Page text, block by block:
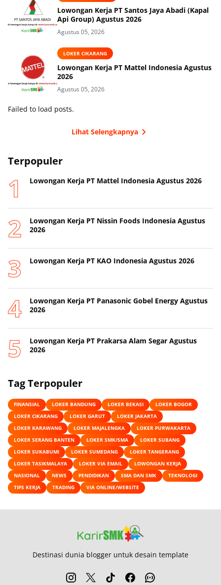
Lowongan Kerja PT Santos Jaya Abadi (Kapal
Api Group) Agustus 2026
Agustus 05, 2026
LOKER CIKARANG
Lowongan Kerja PT Mattel Indonesia Agustus
2026
Agustus 05, 2026
Failed to load posts.
Lihat Selengkapnya
Terpopuler
Lowongan Kerja PT Mattel Indonesia Agustus 2026
Lowongan Kerja PT Nissin Foods Indonesia Agustus
2026
Lowongan Kerja PT KAO Indonesia Agustus 2026
Lowongan Kerja PT Panasonic Gobel Energy Agustus
2026
Lowongan Kerja PT Prakarsa Alam Segar Agustus
2026
Tag Terpopuler
FINANSIAL LOKER BANDUNG LOKER BEKASI
LOKER BOGOR
LOKER CIKARANG
LOKER GARUT
LOKER JAKARTA
LOKER KARAWANG
LOKER MAJALENGKA
LOKER PURWAKARTA
LOKER SERANG BANTEN
LOKER SMK/SMA
LOKER SUBANG
LOKER SUKABUMI
LOKER SUMEDANG
LOKER TANGERANG
LOKER TASIKMALAYA
LOKER VIA EMAIL
LOWONGAN KERJA
NASIONAL
NEWS PENDIDIKAN SMA DAN SMK
TEKNOLOGI
TIPS KERJA
TRADING VIA ONLINE/WEBSITE
Destinasi dunia blogger untuk desain template